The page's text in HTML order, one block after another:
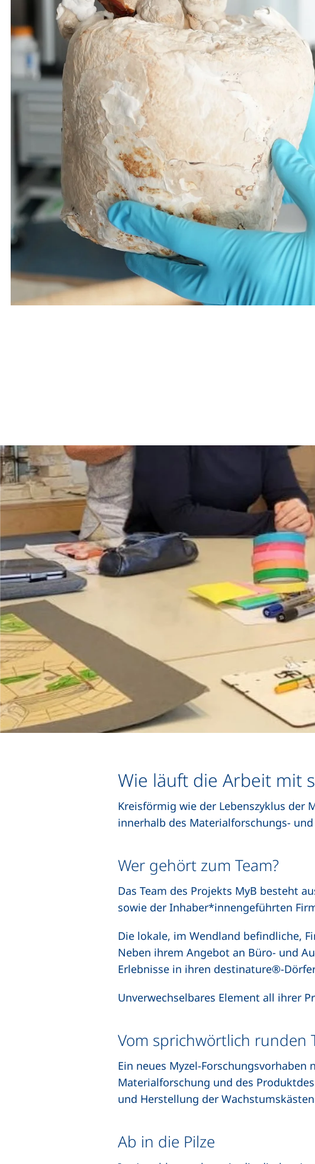
Wie läuft die Arbeit mit
Kreisförmig wie der Lebenszyklus der
innerhalb des Materialforschungs-
Wer gehört zum Team?
Das Team des Projekts MyB besteht
sowie der Inhaber*innengeführten
Die lokale, im Wendland befindliche,
Neben ihrem Angebot an Büro- und
Erlebnisse in ihren destinature®-
Unverwechselbares Element all ihrer
Vom sprichwörtlich runden
Ein neues Myzel-
Materialforschung und des
und Herstellung der
Ab in die Pilze